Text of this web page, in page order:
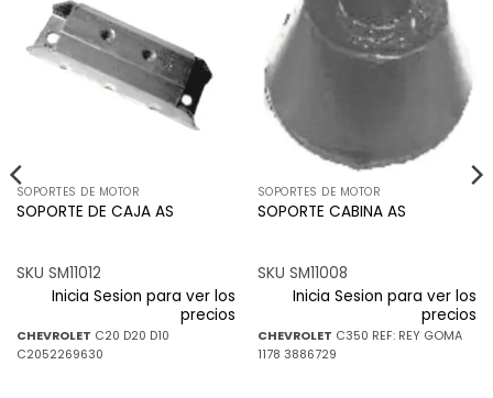
lista de
deseos
SOPORTES DE MOTOR
SOPORTE DE CAJA AS
SKU SM11012
Inicia Sesion para ver los
precios
CHEVROLET C20 D20 D10
C2052269630
Añadir
a la
lista de
deseos
SOPORTES DE MOTOR
SOPORTE CABINA AS
SKU SM11008
Inicia Sesion para ver los
precios
CHEVROLET C350 REF: REY GOMA
1178 3886729